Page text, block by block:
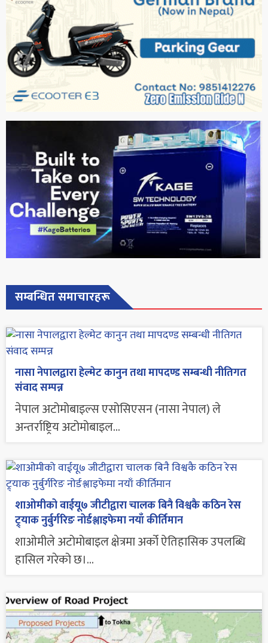
सम्बन्धित समाचारहरू
नासा नेपालद्वारा हेल्मेट कानुन तथा मापदण्ड सम्बन्धी नीतिगत
संवाद सम्पन्न
नेपाल अटोमोबाइल्स एसोसिएसन (नासा नेपाल) ले
अन्तर्राष्ट्रिय अटोमोबाइल...
शाओमीको वाईयू७ जीटीद्वारा चालक बिनै विश्वकै कठिन रेस
ट्र्याक नुर्बुर्गरिङ नोर्डश्लाइफेमा नयाँ कीर्तिमान
शाओमीले अटोमोबाइल क्षेत्रमा अर्को ऐतिहासिक उपलब्धि
हासिल गरेको छ।...